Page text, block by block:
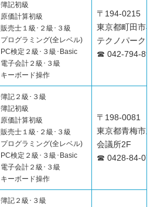
簿記初級
原価計算初級
販売士１級･２級･３級
プログラミング(全レベル)
PC検定２級･３級･Basic
電子会計２級･３級
キーボード操作
〒194-0215
東京都町田市
テクノパーク
☎ 042-794-
簿記２級･３級
簿記初級
原価計算初級
販売士１級･２級･３級
プログラミング(全レベル)
PC検定２級･３級･Basic
電子会計２級･３級
キーボード操作
〒198-0081
東京都青梅市
会議所2F
☎ 0428-84-
簿記２級･３級